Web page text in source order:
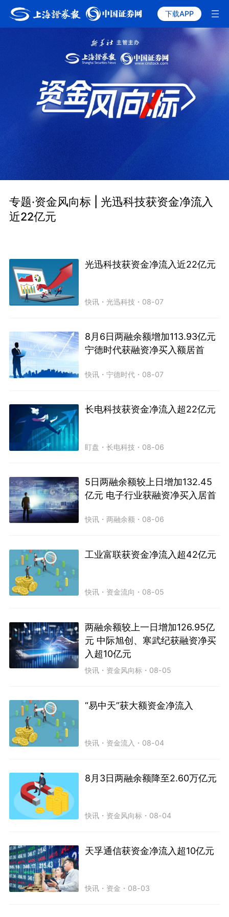
下载APP
专题·资金风向标 | 光迅科技获资金净流入
近22亿元
光迅科技获资金净流入近22亿元
快讯 ・光迅科技 ・ 08-07
8月6日两融余额增加113.93亿元
宁德时代获融资净买入额居首
快讯 ・宁德时代 ・ 08-07
长电科技获资金净流入超22亿元
盯盘 ・长电科技 ・ 08-06
5日两融余额较上日增加132.45
亿元 电子行业获融资净买入居首
快讯 ・两融余额 ・ 08-06
工业富联获资金净流入超42亿元
快讯 ・ 资金流向 ・ 08-05
两融余额较上一日增加126.95亿
元 中际旭创、寒武纪获融资净买
入超10亿元
快讯 ・ 资金风向标 ・ 08-05
“易中天”获大额资金净流入
快讯 ・ 资金流入 ・ 08-04
8月3日两融余额降至2.60万亿元
快讯 ・ 资金风向标 ・ 08-04
天孚通信获资金净流入超10亿元
快讯 ・ 资金 ・ 08-03